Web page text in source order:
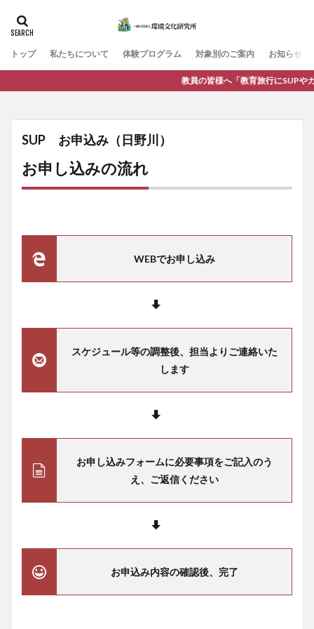
トップ 私たちについて 体験プログラム 対象別のご案内 お知らせ
教員の皆様へ「教育旅行にSUPやカヌー体
SUP お申込み（日野川）
お申し込みの流れ
WEBでお申し込み
スケジュール等の調整後、担当よりご連絡いた
します
お申し込みフォームに必要事項をご記入のう
え、ご返信ください
お申込み内容の確認後、完了
タグ
まちづくり 人材育成 企業・団体 体験活動
健
防災・安全